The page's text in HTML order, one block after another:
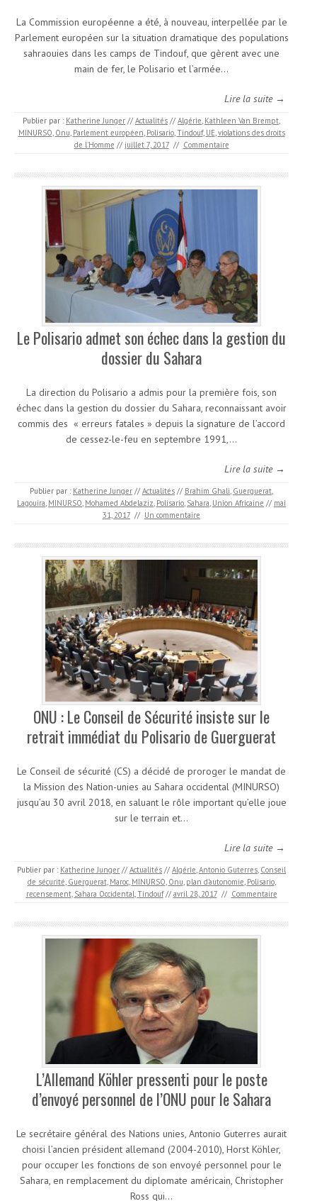
La Commission européenne a été, à nouveau, interpellée par le
Parlement européen sur la situation dramatique des populations
sahraouies dans les camps de Tindouf, que gèrent avec une
main de fer, le Polisario et l’armée…
Lire la suite →
Publier par : Katherine Junger // Actualités // Algérie, Kathleen Van Brempt,
MINURSO, Onu, Parlement européen, Polisario,Tindouf, UE,violations des droits
de l’Homme // juillet 7, 2017 // Commentaire
Le Polisario admet son échec dans la gestion du
dossier du Sahara
La direction du Polisario a admis pour la première fois, son
échec dans la gestion du dossier du Sahara, reconnaissant avoir
commis des « erreurs fatales » depuis la signature de l’accord
de cessez-le-feu en septembre 1991,…
Lire la suite →
Publier par : Katherine Junger // Actualités // Brahim Ghali, Guerguerat,
Lagouira, MINURSO, Mohamed Abdelaziz, Polisario, Sahara, Union Africaine // mai
31, 2017 // Un commentaire
ONU : Le Conseil de Sécurité insiste sur le
retrait immédiat du Polisario de Guerguerat
Le Conseil de sécurité (CS) a décidé de proroger le mandat de
la Mission des Nation-unies au Sahara occidental (MINURSO)
jusqu’au 30 avril 2018, en saluant le rôle important qu’elle joue
sur le terrain et…
Lire la suite →
Publier par : Katherine Junger // Actualités // Algérie,Antonio Guterres, Conseil
de sécurité, Guerguerat, Maroc, MINURSO, Onu, plan d’autonomie, Polisario,
recensement, Sahara Occidental,Tindouf // avril 28, 2017 // Commentaire
L’Allemand Köhler pressenti pour le poste
d’envoyé personnel de l’ONU pour le Sahara
Le secrétaire général des Nations unies, Antonio Guterres aurait
choisi l’ancien président allemand (2004-2010), Horst Köhler,
pour occuper les fonctions de son envoyé personnel pour le
Sahara, en remplacement du diplomate américain, Christopher
Ross qui…